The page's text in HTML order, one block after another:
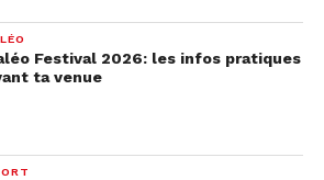
Festival 2026: les infos pratiques
ta venue